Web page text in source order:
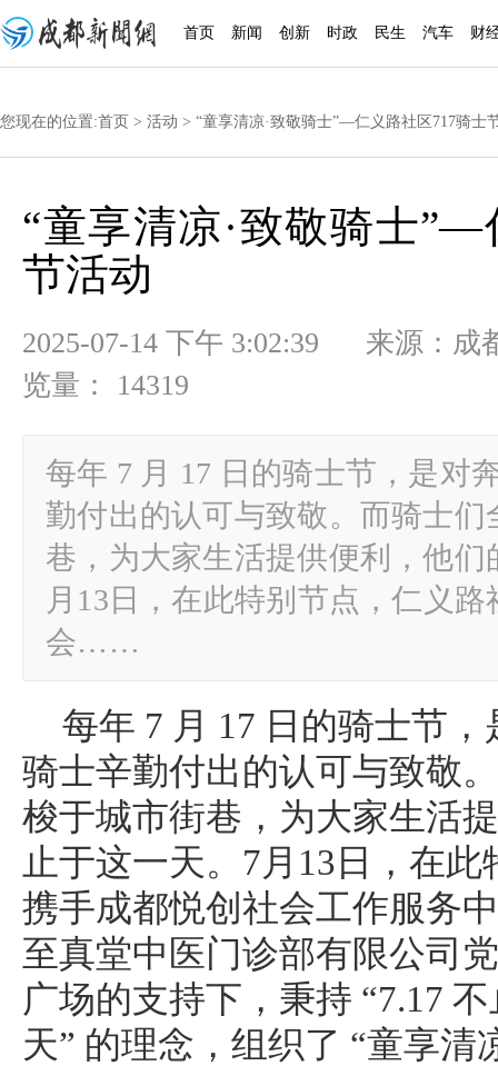
首页 新闻 创新 时政 民生 汽车 财
您现在的位置:首页 > 活动 > “童享清凉·致敬骑士”—仁义路社区717骑士
“童享清凉·致敬骑士
节活动
2025-07-14 下午 3:02:39 来源：
览量： 14319
每年 7 月 17 日的骑士节，是对
勤付出的认可与致敬。而骑士
巷，为大家生活提供便利，他
月13日，在此特别节点，仁义
会……
每年 7 月 17 日的骑士节
骑士辛勤付出的认可与致敬
梭于城市街巷，为大家生活
止于这一天。7月13日，在
携手成都悦创社会工作服务
至真堂中医门诊部有限公司
广场的支持下，秉持 “7.17
天” 的理念，组织了 “童享清